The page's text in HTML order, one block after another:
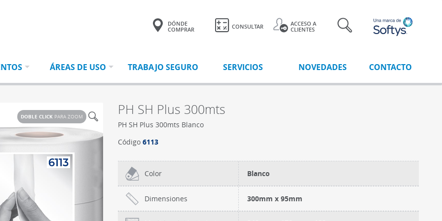
DÓNDE
COMPRAR
CONSULTAR
ACCESO A
CLIENTES
ÁREAS DE USO TRABAJO SEGURO SERVICIOS NOVEDADES CONTACTO
DOBLE CLICK PARA ZOOM PH SH Plus 300mts
PH SH Plus 300mts Blanco
Código 6113
Color Blanco
Dimensiones 300mm x 95mm